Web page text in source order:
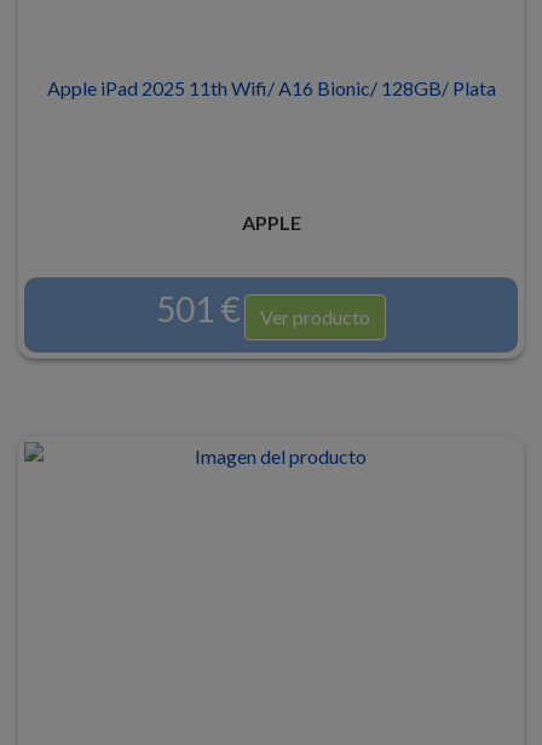
Apple iPad 2025 11th Wifi/ A16 Bionic/ 128GB/ Plata
APPLE
501 € Ver producto